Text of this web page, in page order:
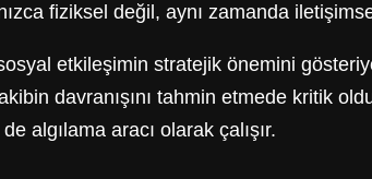
fiziksel değil, aynı zamanda
etkileşimin stratejik önemini
davranışını tahmin etmede kritik
algılama aracı olarak çalışır.